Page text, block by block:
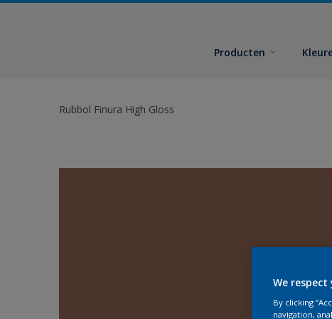
Producten
Rubbol Finura High Gloss
We respect
By clicking
navigation,